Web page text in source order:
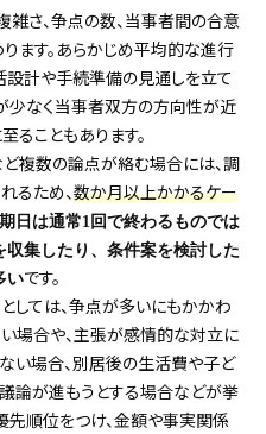
さ、争点の数、当事者間の合意
ます。あらかじめ平均的な進行
設計や手続準備の見通しを立て
少なく当事者双方の方向性が近
こともあります。
複数の論点が絡む場合には、調
るため、数か月以上かかるケー
日は通常1回で終わるものでは
集したり、条件案を検討した
いです。
しては、争点が多いにもかかわ
場合や、主張が感情的な対立に
い場合、別居後の生活費や子ど
論が進もうとする場合などが挙
先順位をつけ、金額や事実関係